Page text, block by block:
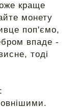
краще
монету
поп'ємо,
впаде -
тоді